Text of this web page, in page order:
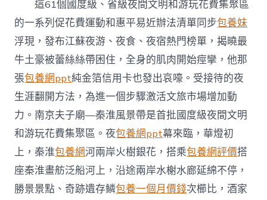
這61個國度級、省級夜間文明和游玩花費集聚區
的一系列促花費運動和惠平易近辦法清單同步包養妹
浮現，發布江蘇夜游、夜食、夜宿熱門榜單，揭曉最
牛土豪被蕾絲絲帶困住，全身的肌肉開始痙攣，他那
張包養網ppt純金箔信用卡也發出哀嚎。受接待的夜
生涯翻開方法，為進一個步驟激活文旅市場增加動
力。南京夫子廟—秦淮風景帶是首批國度級夜間文明
和游玩花費集聚區。夜包養網ppt幕來臨，華燈初
上，秦淮包養網河兩岸火樹銀花，搭乘包養網評價搭
座秦淮畫舫泛船河上，沿途兩岸水榭水廊延綿不停，
勝景景點、奇跡遺存鱗包養一個月價錢次櫛比，酒家